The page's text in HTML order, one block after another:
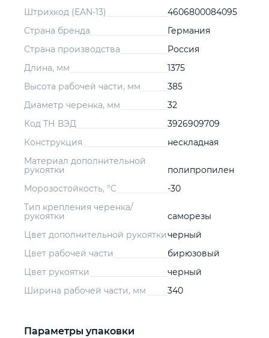
Штрихкод (EAN-13)
4606800084095
Страна бренда
Германия
Страна производства
Россия
Длина, мм
1375
Высота рабочей части, мм
385
Диаметр черенка, мм
32
Код ТН ВЭД
3926909709
Конструкция
нескладная
Материал дополнительной
рукоятки
полипропилен
Морозостойкость, °C
-30
Тип крепления черенка/
рукоятки
саморезы
Цвет дополнительной рукояткичерный
Цвет рабочей части
бирюзовый
Цвет рукоятки
черный
Ширина рабочей части, мм
340
Параметры упаковки